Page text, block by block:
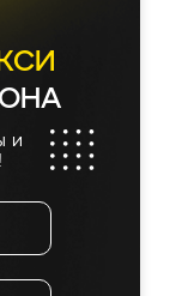
и